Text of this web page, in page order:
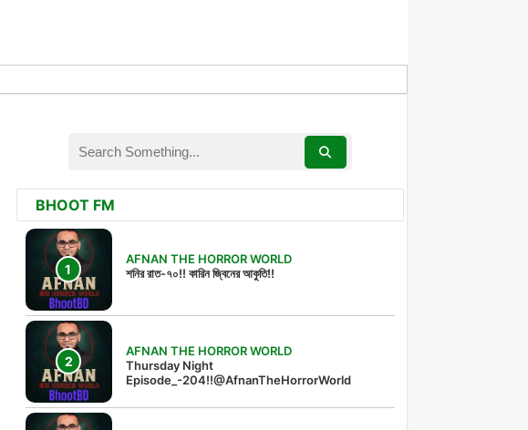
BHOOT FM
AFNAN THE HORROR WORLD
শনির রাত-৭০!! কারিন জ্বিনের আকুতি!!
AFNAN THE HORROR WORLD
Thursday Night
Episode_-204!!@AfnanTheHorrorWorld